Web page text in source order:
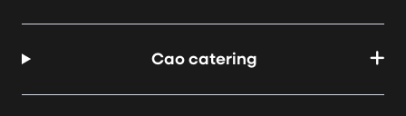
Cao catering